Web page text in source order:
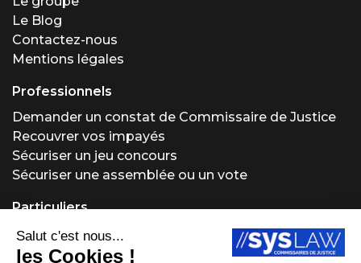
Le Blog
Contactez-nous
Mentions légales
Professionnels
Demander un constat de Commissaire de Justice
Recouvrer vos impayés
Sécuriser un jeu concours
Sécuriser une assemblée ou un vote
Particuliers
Demander un constat de Commissaire de Justice
Régler un problème locatif